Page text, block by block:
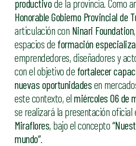
productivode la provincia. Como
Honorable Gobierno Provincial de
articulación con Ninari Foundation
espacios de formación
emprendedores, diseñadores y
con el objetivo de fortalecer
nuevas oportunidadesen
este contexto, el miércoles 06 de
se realizará la presentación oficial
Miraflores, bajo el concepto
mundo”.